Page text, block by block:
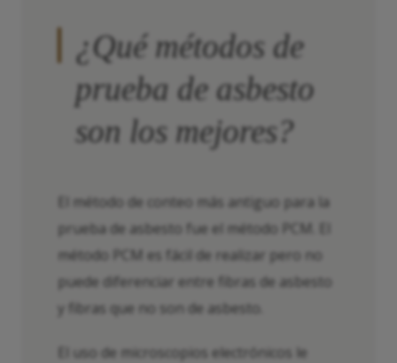
¿Qué métodos de
prueba de asbesto
son los mejores?
El método de conteo más antiguo para la
prueba de asbesto fue el método PCM. El
método PCM es fácil de realizar pero no
puede diferenciar entre fibras de asbesto
y fibras que no son de asbesto.
El uso de microscopios electrónicos le